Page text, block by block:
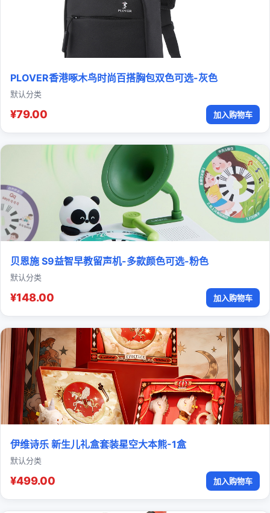
PLOVER香港啄木鸟时尚百搭胸包双色可选-灰色
默认分类
¥79.00 加入购物车
贝恩施 S9益智早教留声机-多款颜色可选-粉色
默认分类
¥148.00 加入购物车
伊维诗乐 新生儿礼盒套装星空大本熊-1盒
默认分类
¥499.00 加入购物车